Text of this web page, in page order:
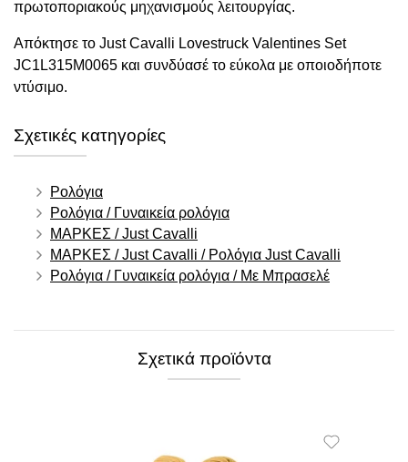
πρωτοποριακούς μηχανισμούς λειτουργίας.
Απόκτησε το Just Cavalli Lovestruck Valentines Set
JC1L315M0065 και συνδύασέ το εύκολα με οποιοδήποτε
ντύσιμο.
Σχετικές κατηγορίες
Ρολόγια
Ρολόγια / Γυναικεία ρολόγια
ΜΑΡΚΕΣ / Just Cavalli
ΜΑΡΚΕΣ / Just Cavalli / Ρολόγια Just Cavalli
Ρολόγια / Γυναικεία ρολόγια / Με Μπρασελέ
Σχετικά προϊόντα